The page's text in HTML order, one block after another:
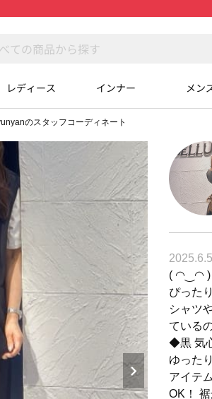
レディース インナー メン
のスタッフコーディネート
2025.6.5
( ◠‿◠ )
ぴった
シャツ
ている
◆黒 気
ゆった
アイテ
OK！